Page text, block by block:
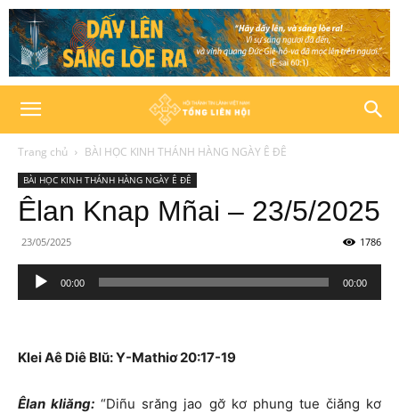
Trang chủ BÀI HỌC KINH THÁNH HÀNG NGÀY Ê ĐÊ
BÀI HỌC KINH THÁNH HÀNG NGÀY Ê ĐÊ
Êlan Knap Mñai – 23/5/2025
23/05/2025 1786
Trình
phát
00:00 00:00
Klei Aê Diê Blŭ: Y-Mathiơ 20:17-19
Êlan kliăng: “Diñu srăng jao gơ̆ kơ phung tue čiăng kơ